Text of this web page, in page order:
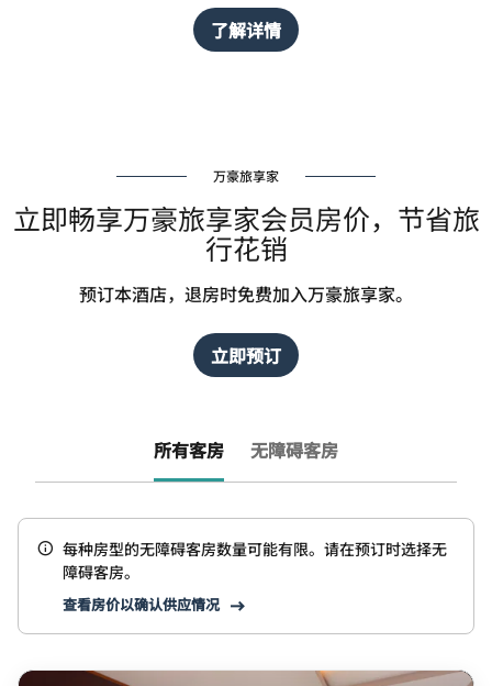
了解详情
万豪旅享家
立即畅享万豪旅享家会员房价，节省旅
行花销
预订本酒店，退房时免费加入万豪旅享家。
立即预订
所有客房 无障碍客房
每种房型的无障碍客房数量可能有限。请在预订时选择无
障碍客房。
查看房价以确认供应情况